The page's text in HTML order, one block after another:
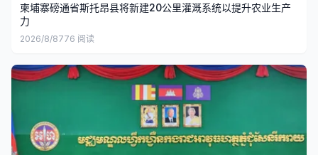
柬埔寨磅通省斯托昂县将新建20公里灌溉系统以提升农业生产
力
2026/8/8776 阅读